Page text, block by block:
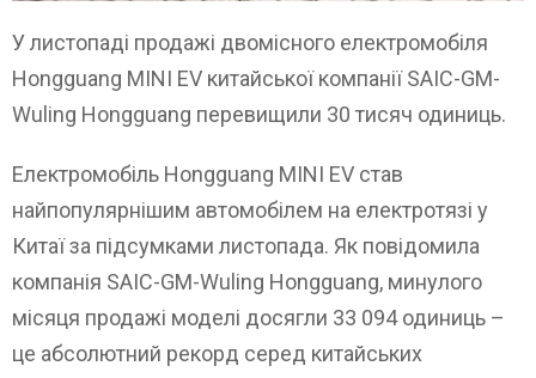
У листопаді продажі двомісного електромобіля
Hongguang MINI EV китайської компанії SAIC-GM-
Wuling Hongguang перевищили 30 тисяч одиниць.
Електромобіль Hongguang MINI EV став
найпопулярнішим автомобілем на електротязі у
Китаї за підсумками листопада. Як повідомила
компанія SAIC-GM-Wuling Hongguang, минулого
місяця продажі моделі досягли 33 094 одиниць –
це абсолютний рекорд серед китайських